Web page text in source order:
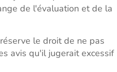
de l'évaluation et de la
le droit de ne pas
avis qu'il jugerait excessif